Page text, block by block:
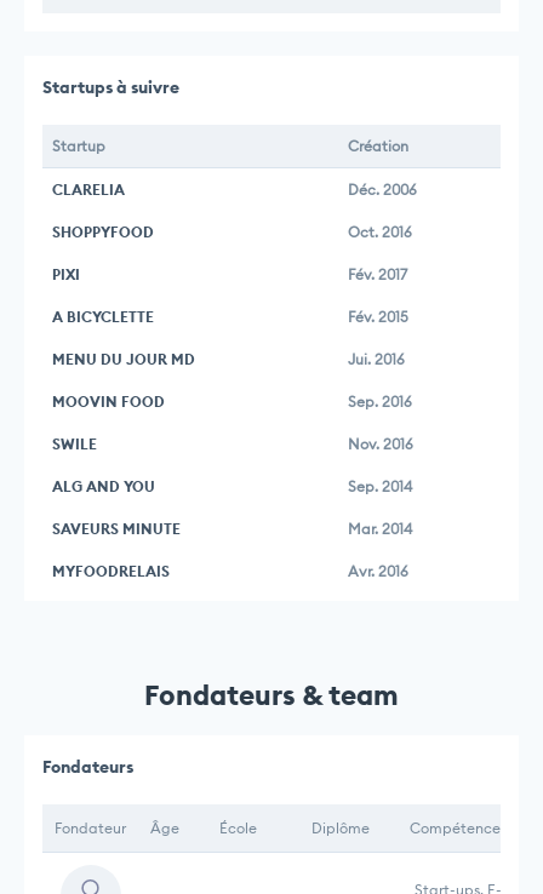
Startups à suivre
Startup Création
CLARELIA Déc. 2006
SHOPPYFOOD Oct. 2016
PIXI Fév. 2017
A BICYCLETTE Fév. 2015
MENU DU JOUR MD Jui. 2016
MOOVIN FOOD Sep. 2016
SWILE Nov. 2016
ALG AND YOU Sep. 2014
SAVEURS MINUTE Mar. 2014
MYFOODRELAIS Avr. 2016
Fondateurs & team
Fondateurs
Fondateur Âge École Diplôme Compétences
Start-ups, E-